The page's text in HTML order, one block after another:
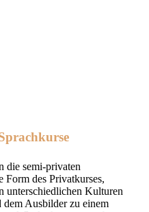
die semi-privaten
Form des Privatkurses,
unterschiedlichen Kulturen
dem Ausbilder zu einem